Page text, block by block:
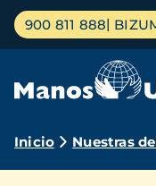
Pasar
contenido
Menú
principal
900 811 888
Ruta
Inicio Nuestras